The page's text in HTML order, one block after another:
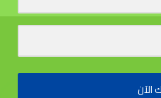
الآن